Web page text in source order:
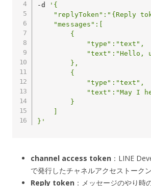
-d
'{
"replyToken":"{Reply
    "messages":[
        {
            "type":"text",
"text":"Hello,
        },
        {
            "type":"text",
"text":"May I
        }
}'
channel access token ：LINE
で発行したチャネルアクセストーク
Reply token ：メッセージのやり時